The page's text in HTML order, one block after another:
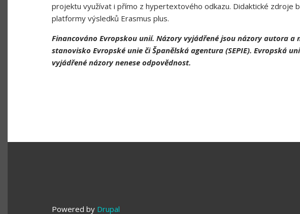
projektu využívat i přímo z hypertextového odkazu. Didaktické zdroje
platformy výsledků Erasmus plus.
Financováno Evropskou unií. Názory vyjádřené jsou názory autora a
stanovisko Evropské unie či Španělská agentura (SEPIE). Evropská
vyjádřené názory nenese odpovědnost.
Powered by Drupal